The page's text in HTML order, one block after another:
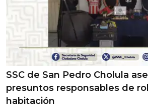
SSC de San Pedro Cholula
presuntos responsables de
habitación